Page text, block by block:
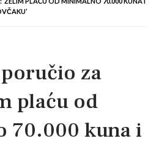
za
plaću od
70.000 kuna i